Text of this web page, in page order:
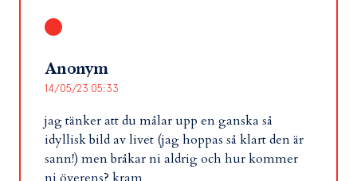
Anonym
14/05/23 05:33
jag tänker att du målar upp en ganska så
idyllisk bild av livet (jag hoppas så klart den är
sann!) men bråkar ni aldrig och hur kommer